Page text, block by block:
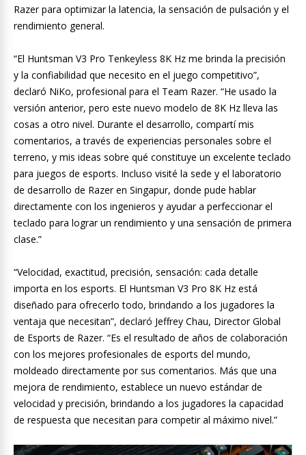
Razer para optimizar la latencia, la sensación de pulsación y el
rendimiento general.
“El Huntsman V3 Pro Tenkeyless 8K Hz me brinda la precisión
y la confiabilidad que necesito en el juego competitivo”,
declaró NiKo, profesional para el Team Razer. “He usado la
versión anterior, pero este nuevo modelo de 8K Hz lleva las
cosas a otro nivel. Durante el desarrollo, compartí mis
comentarios, a través de experiencias personales sobre el
terreno, y mis ideas sobre qué constituye un excelente teclado
para juegos de esports. Incluso visité la sede y el laboratorio
de desarrollo de Razer en Singapur, donde pude hablar
directamente con los ingenieros y ayudar a perfeccionar el
teclado para lograr un rendimiento y una sensación de primera
clase.”
“Velocidad, exactitud, precisión, sensación: cada detalle
importa en los esports. El Huntsman V3 Pro 8K Hz está
diseñado para ofrecerlo todo, brindando a los jugadores la
ventaja que necesitan”, declaró Jeffrey Chau, Director Global
de Esports de Razer. “Es el resultado de años de colaboración
con los mejores profesionales de esports del mundo,
moldeado directamente por sus comentarios. Más que una
mejora de rendimiento, establece un nuevo estándar de
velocidad y precisión, brindando a los jugadores la capacidad
de respuesta que necesitan para competir al máximo nivel.”